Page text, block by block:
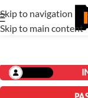
Skip to navigation
Skip to main content